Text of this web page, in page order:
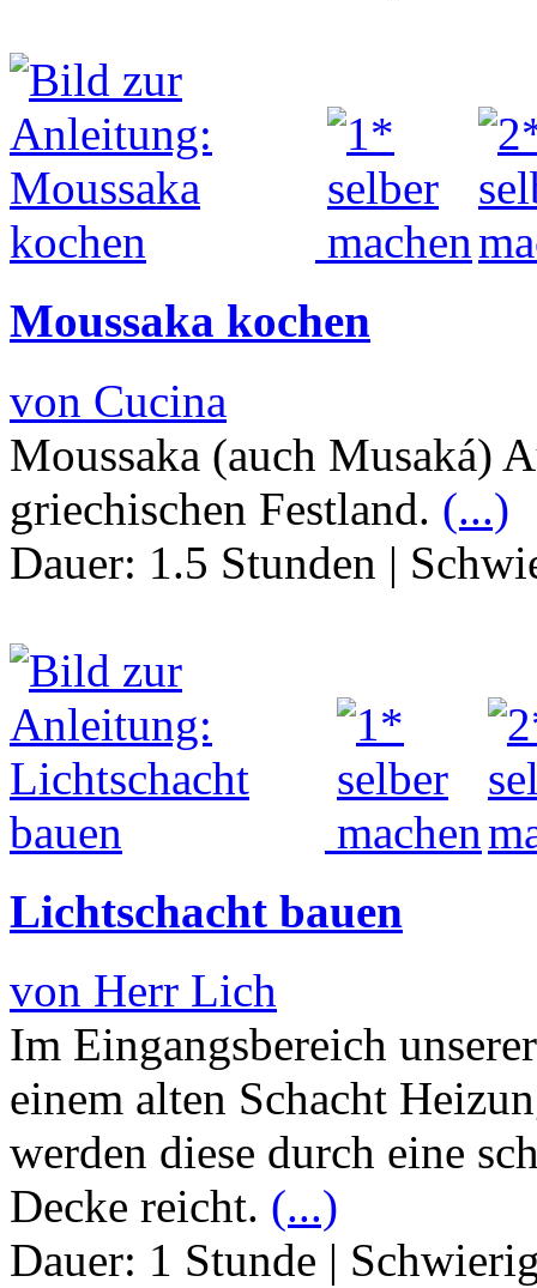
Moussaka kochen
von Cucina
Moussaka (auch Musaká)
griechischen Festland. (...)
Dauer: 1.5 Stunden |
Lichtschacht bauen
von Herr Lich
Im Eingangsbereich
einem alten Schacht
werden diese durch eine
Decke reicht. (...)
Dauer: 1 Stunde |